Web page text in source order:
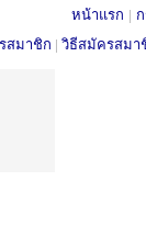
หน้าแรก |
สมาชิก | วิธีสมัครสมา